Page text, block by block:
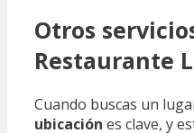
Otros
Restaurante
Cuando buscas un
ubicación es clave, y